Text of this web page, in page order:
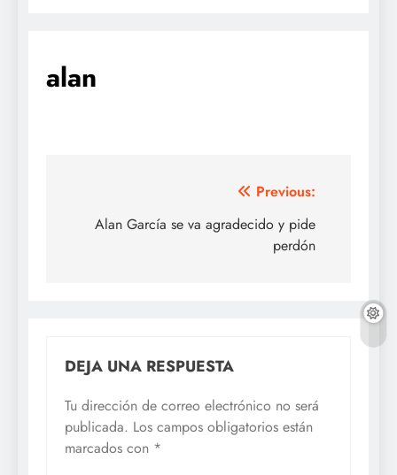
alan
Previous:
Alan García se va agradecido y pide
perdón
DEJA UNA RESPUESTA
Tu dirección de correo electrónico no será
publicada. Los campos obligatorios están
marcados con *